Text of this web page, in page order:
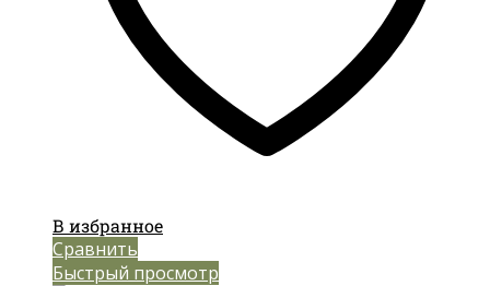
В избранное
Сравнить
Быстрый просмотр